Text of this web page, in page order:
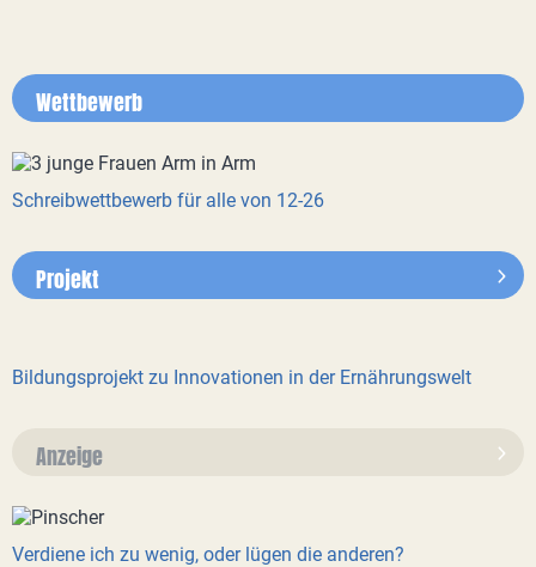
Wettbewerb
Schreibwettbewerb für alle von 12-26
Projekt
Bildungsprojekt zu Innovationen in der Ernährungswelt
Anzeige
Verdiene ich zu wenig, oder lügen die anderen?